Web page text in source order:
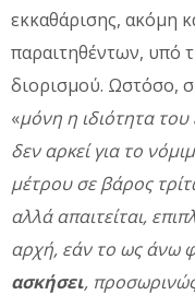
εκκαθάρισης, ακόμη
παραιτηθέντων, υπό
διορισμού. Ωστόσο,
«μόνη η ιδιότητα
δεν αρκεί για το
μέτρου σε βάρος
αλλά απαιτείται,
αρχή, εάν το ως άνω
ασκήσει,